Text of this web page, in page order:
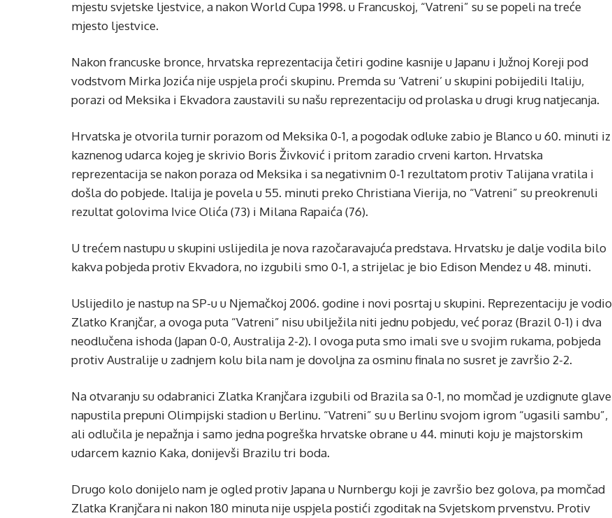
mjestu svjetske ljestvice, a nakon World Cupa 1998. u Francuskoj, “Vatreni” su se popeli na treće
mjesto ljestvice.
Nakon francuske bronce, hrvatska reprezentacija četiri godine kasnije u Japanu i Južnoj Koreji pod
vodstvom Mirka Jozića nije uspjela proći skupinu. Premda su ‘Vatreni’ u skupini pobijedili Italiju,
porazi od Meksika i Ekvadora zaustavili su našu reprezentaciju od prolaska u drugi krug natjecanja.
Hrvatska je otvorila turnir porazom od Meksika 0-1, a pogodak odluke zabio je Blanco u 60. minuti iz
kaznenog udarca kojeg je skrivio Boris Živković i pritom zaradio crveni karton. Hrvatska
reprezentacija se nakon poraza od Meksika i sa negativnim 0-1 rezultatom protiv Talijana vratila i
došla do pobjede. Italija je povela u 55. minuti preko Christiana Vierija, no “Vatreni” su preokrenuli
rezultat golovima Ivice Olića (73) i Milana Rapaića (76).
U trećem nastupu u skupini uslijedila je nova razočaravajuća predstava. Hrvatsku je dalje vodila bilo
kakva pobjeda protiv Ekvadora, no izgubili smo 0-1, a strijelac je bio Edison Mendez u 48. minuti.
Uslijedilo je nastup na SP-u u Njemačkoj 2006. godine i novi posrtaj u skupini. Reprezentaciju je vodio
Zlatko Kranjčar, a ovoga puta “Vatreni” nisu ubilježila niti jednu pobjedu, već poraz (Brazil 0-1) i dva
neodlučena ishoda (Japan 0-0, Australija 2-2). I ovoga puta smo imali sve u svojim rukama, pobjeda
protiv Australije u zadnjem kolu bila nam je dovoljna za osminu finala no susret je završio 2-2.
Na otvaranju su odabranici Zlatka Kranjčara izgubili od Brazila sa 0-1, no momčad je uzdignute glave
napustila prepuni Olimpijski stadion u Berlinu. “Vatreni” su u Berlinu svojom igrom “ugasili sambu”,
ali odlučila je nepažnja i samo jedna pogreška hrvatske obrane u 44. minuti koju je majstorskim
udarcem kaznio Kaka, donijevši Brazilu tri boda.
Drugo kolo donijelo nam je ogled protiv Japana u Nurnbergu koji je završio bez golova, pa momčad
Zlatka Kranjčara ni nakon 180 minuta nije uspjela postići zgoditak na Svjetskom prvenstvu. Protiv